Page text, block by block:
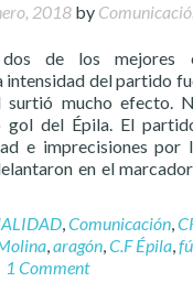
2018 by
de los mejores
intensidad del partido
surtió mucho efecto.
gol del Épila. El
e imprecisiones por
en el
,Comunicación,
,aragón,C.F Épila,
1 Comment